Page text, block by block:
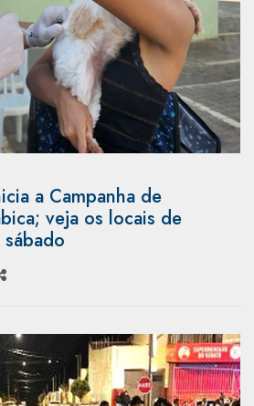
a Campanha de
veja os locais de